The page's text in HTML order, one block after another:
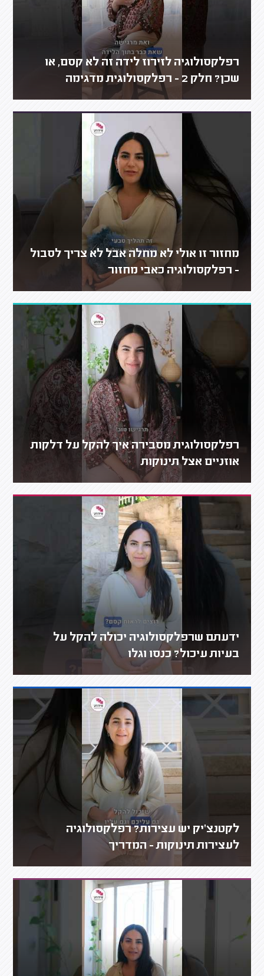
רפלקסולוגיה לזירוז לידה זה לא קסם, או
שכן? חלק 2 - רפלקסולוגית מדגימה
מחזור זו אולי לא מחלה אבל לא צריך לסבול
- רפלקסולוגיה כאבי מחזור
רפלקסולוגית מסבירה איך להקל על דלקות
אוזניים אצל תינוקות
ידעתם שרפלקסולוגיה יכולה להקל על
בעיות עיכול? כנסו וגלו
לקטנצ'יק יש עצירות? רפלקסולוגיה
לעצירות תינוקות - המדריך